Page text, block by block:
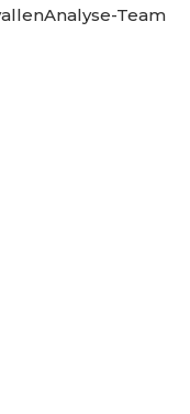
Team